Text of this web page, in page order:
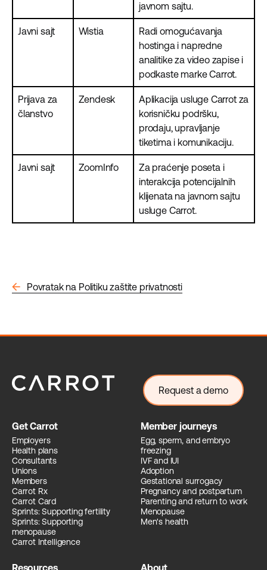
javnom sajtu.
Javni sajt Wistia
Radi omogućavanja
hostinga i napredne
analitike za video zapise i
podkaste marke Carrot.
Prijava za
članstvo
Zendesk
Aplikacija usluge Carrot za
korisničku podršku,
prodaju, upravljanje
tiketima i komunikaciju.
Javni sajt ZoomInfo
Za praćenje poseta i
interakcija potencijalnih
klijenata na javnom sajtu
usluge Carrot.
arrow_back Povratak na Politiku zaštite privatnosti
Request a demo
Get Carrot
Employers
Health plans
Consultants
Unions
Members
Carrot Rx
Carrot Card
Sprints: Supporting fertility
Sprints: Supporting
menopause
Carrot Intelligence
Member journeys
Egg, sperm, and embryo
freezing
IVF and IUI
Adoption
Gestational surrogacy
Pregnancy and postpartum
Parenting and return to work
Menopause
Men's health
Resources About